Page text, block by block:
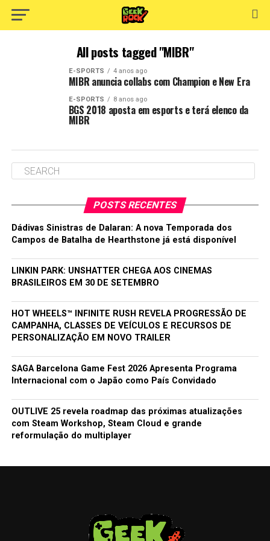
All posts tagged "MIBR"
E-SPORTS 4 anos ago
MIBR anuncia collabs com Champion e New Era
E-SPORTS 8 anos ago
BGS 2018 aposta em esports e terá elenco da
MIBR
POSTS RECENTES
Dádivas Sinistras de Dalaran: A nova Temporada dos
Campos de Batalha de Hearthstone já está disponível
LINKIN PARK: UNSHATTER CHEGA AOS CINEMAS
BRASILEIROS EM 30 DE SETEMBRO
HOT WHEELS™ INFINITE RUSH REVELA PROGRESSÃO DE
CAMPANHA, CLASSES DE VEÍCULOS E RECURSOS DE
PERSONALIZAÇÃO EM NOVO TRAILER
SAGA Barcelona Game Fest 2026 Apresenta Programa
Internacional com o Japão como País Convidado
OUTLIVE 25 revela roadmap das próximas atualizações
com Steam Workshop, Steam Cloud e grande
reformulação do multiplayer